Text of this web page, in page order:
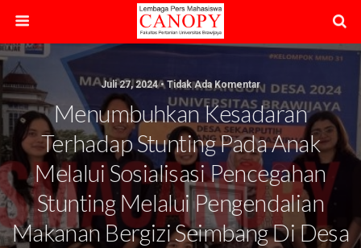
Juli 27, 2024 • Tidak Ada Komentar
Menumbuhkan Kesadaran
Terhadap Stunting Pada Anak
Melalui Sosialisasi Pencegahan
Stunting Melalui Pengendalian
Makanan Bergizi Seimbang Di Desa